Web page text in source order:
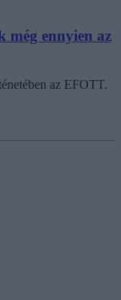
még ennyien az
az EFOTT.